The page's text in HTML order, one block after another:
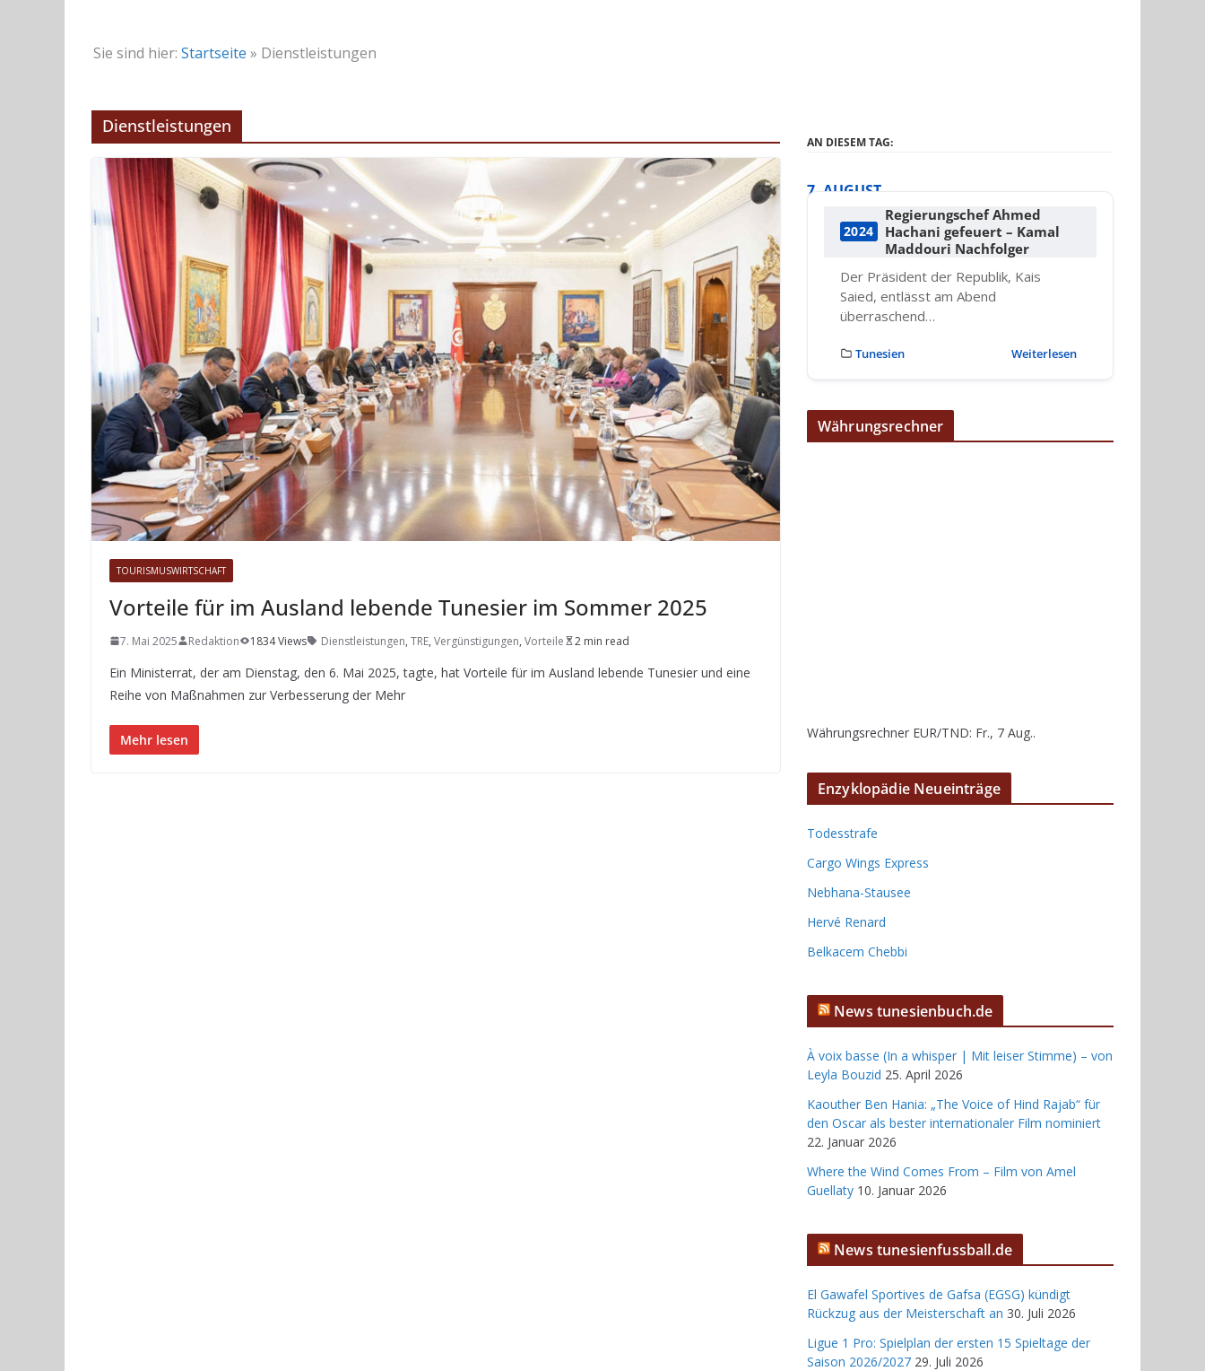
Sie sind hier: Startseite » Dienstleistungen
Dienstleistungen
TOURISMUSWIRTSCHAFT
Vorteile für im Ausland lebende Tunesier im Sommer 2025
7. Mai 2025 Redaktion 1834 Views Dienstleistungen, TRE, Vergünstigungen, Vorteile 2 min read
Ein Ministerrat, der am Dienstag, den 6. Mai 2025, tagte, hat Vorteile für im Ausland lebende Tunesier und eine
Reihe von Maßnahmen zur Verbesserung der Mehr
Mehr lesen
AN DIESEM TAG:
7. AUGUST
2024
Regierungschef Ahmed
Hachani gefeuert – Kamal
Maddouri Nachfolger
Der Präsident der Republik, Kais
Saied, entlässt am Abend
überraschend…
Tunesien Weiterlesen
Währungsrechner
Währungsrechner EUR/TND: Fr., 7 Aug..
Enzyklopädie Neueinträge
Todesstrafe
Cargo Wings Express
Nebhana-Stausee
Hervé Renard
Belkacem Chebbi
News tunesienbuch.de
À voix basse (In a whisper | Mit leiser Stimme) – von
Leyla Bouzid 25. April 2026
Kaouther Ben Hania: „The Voice of Hind Rajab“ für
den Oscar als bester internationaler Film nominiert
22. Januar 2026
Where the Wind Comes From – Film von Amel
Guellaty 10. Januar 2026
News tunesienfussball.de
El Gawafel Sportives de Gafsa (EGSG) kündigt
Rückzug aus der Meisterschaft an 30. Juli 2026
Ligue 1 Pro: Spielplan der ersten 15 Spieltage der
Saison 2026/2027 29. Juli 2026